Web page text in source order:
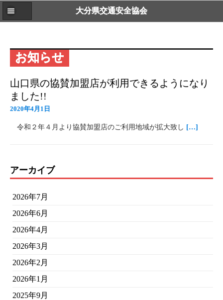
大分県交通安全協会
お知らせ
山口県の協賛加盟店が利用できるようになり
ました!!
2020年4月1日
令和２年４月より協賛加盟店のご利用地域が拡大致し […]
アーカイブ
2026年7月
2026年6月
2026年4月
2026年3月
2026年2月
2026年1月
2025年9月